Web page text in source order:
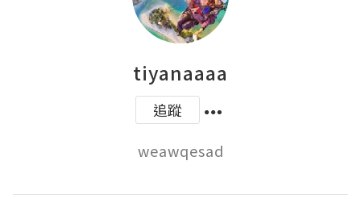
tiyanaaaa
追蹤
weawqesad